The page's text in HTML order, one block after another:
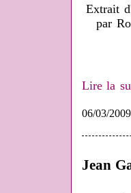
Extrait
par
Lire la
06/03/
Jean